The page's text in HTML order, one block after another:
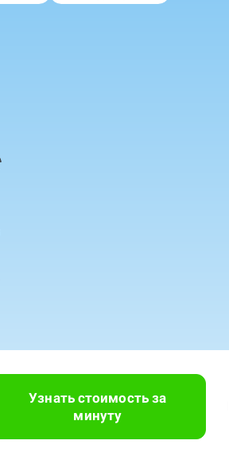
Узнать стоимость за
минуту